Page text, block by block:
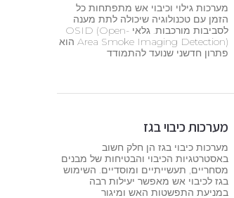
מערכות גילוי וכיבוי אש מתפתחות כל
הזמן עם טכנולוגיה שיכולה לתת מענה
לסביבות מורכבות. גלאי OSID (Open-
Area Smoke Imaging Detection) הוא
פתרון חדשני שנועד להתמודד
מערכות כיבוי בגז
מערכות כיבוי בגז הן חלק חשוב
באסטרטגיות הכיבוי והבטיחות של מבנים
מסחריים, תעשייתיים ומוסדיים. השימוש
בגז לכיבוי אש מאפשר יעילות רבה
במניעת התפשטות האש ומיגור